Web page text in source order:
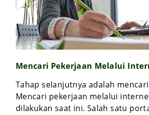
Mencari Pekerjaan Melalui
Tahap selanjutnya adalah
Mencari pekerjaan melalui
dilakukan saat ini. Salah satu